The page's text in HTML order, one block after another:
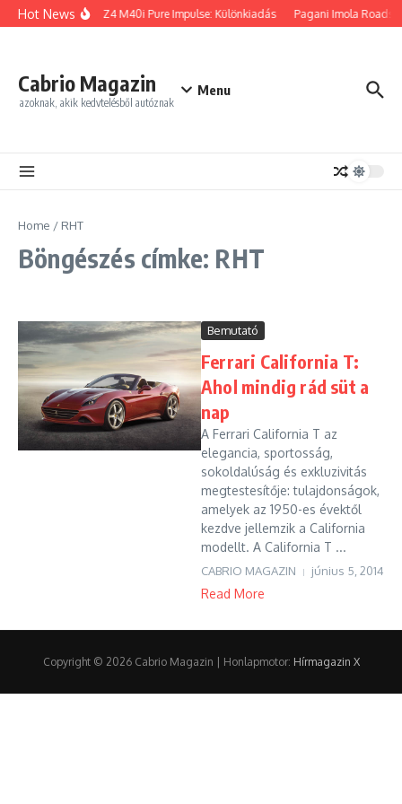
Ugrás a tartalomhoz
Hot NewsBMW Z4 M40i Pure Impulse: Különkiadás Pagani Imola
Cabrio Magazin
azoknak, akik kedvtelésből autóznak
Menu
Home / RHT
Böngészés címke: RHT
Bemutató
Ferrari California T:
Ahol mindig rád süt a
nap
A Ferrari California T az
elegancia, sportosság,
sokoldalúság és exkluzivitás
megtestesítője: tulajdonságok,
amelyek az 1950-es évektől
kezdve jellemzik a California
modellt. A California T ...
CABRIO MAGAZIN június 5, 2014
Read More
Copyright © 2026 Cabrio Magazin | Honlapmotor: Hírmagazin X